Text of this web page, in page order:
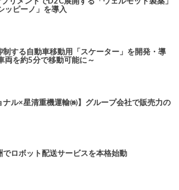
ッピーノ」を導入
する自動車移動用「スケーター」を開発・導
両を約5分で移動可能に～
ナル×星清重機運輸㈱】グループ会社で販売力の
ロボット配送サービスを本格始動